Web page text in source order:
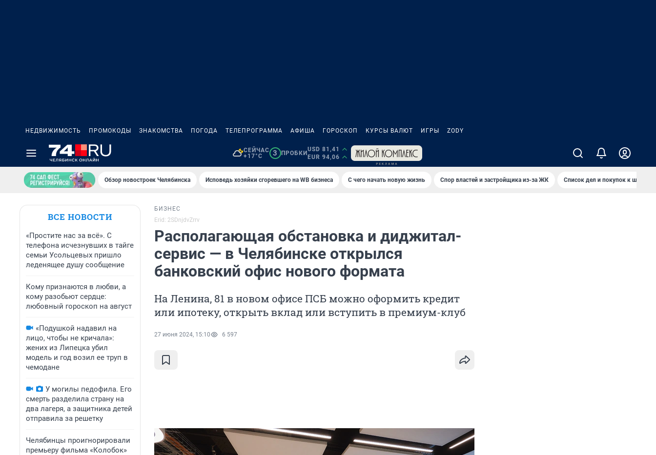
НЕДВИЖИМОСТЬ ПРОМОКОДЫ ЗНАКОМСТВА ПОГОДА ТЕЛЕПРОГРАММА АФИША ГОРОСКОП КУРСЫ ВАЛЮТ ИГРЫ ZODY
СЕЙЧАС
+17°C
3 ПРОБКИ
USD 81,41
EUR 94,06
Обзор новостроек Челябинска Исповедь хозяйки сгоревшего на WB бизнеса С чего начать новую жизнь Спор властей и застройщика из-за ЖК Список дел и покупок к школе
ВСЕ НОВОСТИ
«Простите нас за всё». С
телефона исчезнувших в тайге
семьи Усольцевых пришло
леденящее душу сообщение
Кому признаются в любви, а
кому разобьют сердце:
любовный гороскоп на август
«Подушкой надавил на
лицо, чтобы не кричала»:
жених из Липецка убил
модель и год возил ее труп в
чемодане
У могилы педофила. Его
смерть разделила страну на
два лагеря, а защитника детей
отправила за решетку
Челябинцы проигнорировали
премьеру фильма «Колобок»
БИЗНЕС
Erid: 2SDnjdvZrrv
Располагающая обстановка и диджитал-
сервис — в Челябинске открылся
банковский офис нового формата
На Ленина, 81 в новом офисе ПСБ можно оформить кредит
или ипотеку, открыть вклад или вступить в премиум-клуб
27 июня 2024, 15:10 6 597